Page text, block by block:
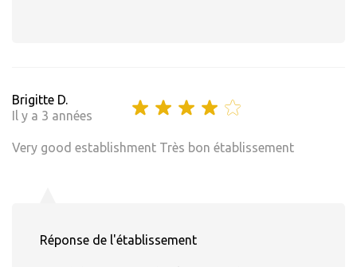
Brigitte D.
Il y a 3 années
Very good establishment Très bon établissement
Réponse de l'établissement